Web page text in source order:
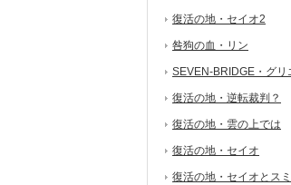
復活の地・セイオ2
咎狗の血・リン
SEVEN-BRIDGE・グリ
復活の地・逆転裁判？
復活の地・雲の上では
復活の地・セイオ
復活の地・セイオとス